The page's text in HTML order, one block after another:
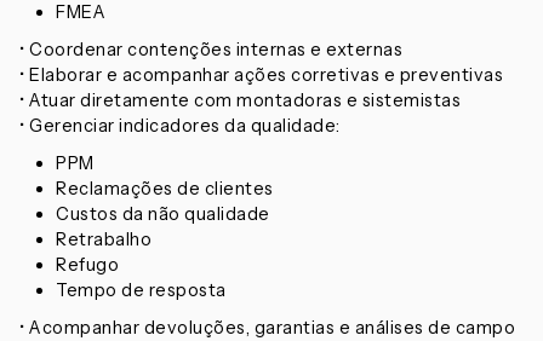
FMEA
• Coordenar contenções internas e externas
• Elaborar e acompanhar ações corretivas e preventivas
• Atuar diretamente com montadoras e sistemistas
• Gerenciar indicadores da qualidade:
PPM
Reclamações de clientes
Custos da não qualidade
Retrabalho
Refugo
Tempo de resposta
• Acompanhar devoluções, garantias e análises de campo